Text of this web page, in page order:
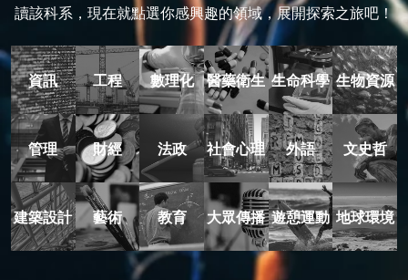
讀該科系，現在就點選你感興趣的領域，展開探索之旅吧！
資訊 工程 數理化 醫藥衛生 生命科學 生物資源
管理 財經 法政 社會心理 外語 文史哲
建築設計 藝術 教育 大眾傳播 遊憩運動 地球環境